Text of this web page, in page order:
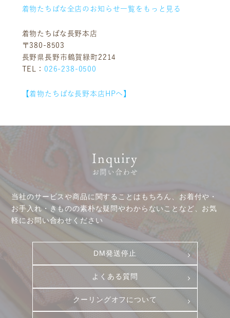
お客様相談室
プライバシーポリシー
着物たちばな全店のお知らせ一覧をもっと見る
着物たちばな長野本店
〒380-8503
長野県長野市鶴賀緑町2214
TEL： 026-238-0500
【着物たちばな長野本店HPへ】
Inquiry
お問い合わせ
当社のサービスや商品に関することはもちろん、お着付や・
お手入れ・きものの素朴な疑問やわからないことなど、お気
軽にお問い合わせください
DM発送停止
よくある質問
クーリングオフについて